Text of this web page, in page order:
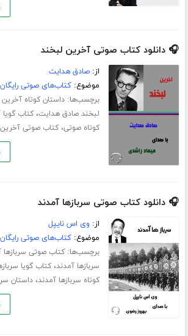
🎧 دانلود کتاب صوتی آخرین لبخند
از:صادق هدایت
موضوع:کتاب‌های صوتی
برچسب‌ها:داستان کوتاه
لبخند صادق هدایت،کتاب
کوتاه صوتی،کتاب صوتی
🎧 دانلود کتاب صوتی سربازها آمدند
از: وی اس نایپل
موضوع:کتاب‌های صوتی
برچسب‌ها:کتاب صوتی سربازها
سربازها آمدند،کتاب گویا
کوتاه سربازها آمدند،داستان